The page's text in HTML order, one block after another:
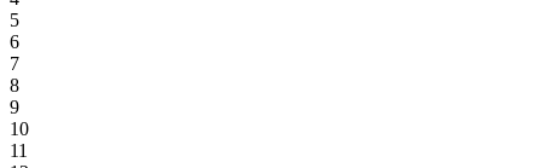
5
6
7
8
9
10
11